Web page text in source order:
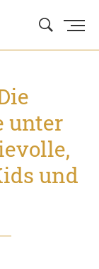
unter
und